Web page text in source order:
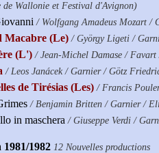
de Wallonie et Festival d'Avignon)
/ Wolfgang Amadeus Mozart /
Macabre (Le) / György Ligeti /
(L') / Jean-Michel Damase / Favart
/ Leos Janácek / Garnier / Götz
de Tirésias (Les) / Francis
/ Benjamin Britten / Garnier /
in maschera / Giuseppe Verdi /
1981/1982 12 Nouvelles productions